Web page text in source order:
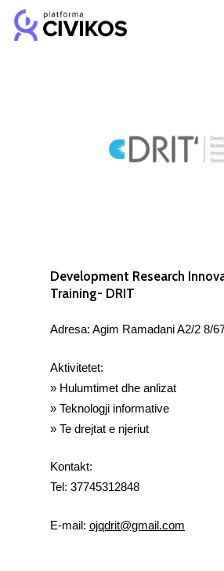
Skip
Development Research
Training- DRIT
Adresa: Agim Ramadani A2/2 8/
Aktivitetet:
» Hulumtimet dhe anlizat
» Teknologji informative
» Te drejtat e njeriut
Kontakt:
Tel: 37745312848
E-mail: ojqdrit@gmail.com